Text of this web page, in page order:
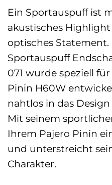
Ein Sportauspuff ist
akustisches Highlight
optisches Statement.
Sportauspuff
071 wurde speziell
Pinin H60W
nahtlos in das
Mit seinem
Ihrem Pajero Pinin
und unterstreicht
Charakter.